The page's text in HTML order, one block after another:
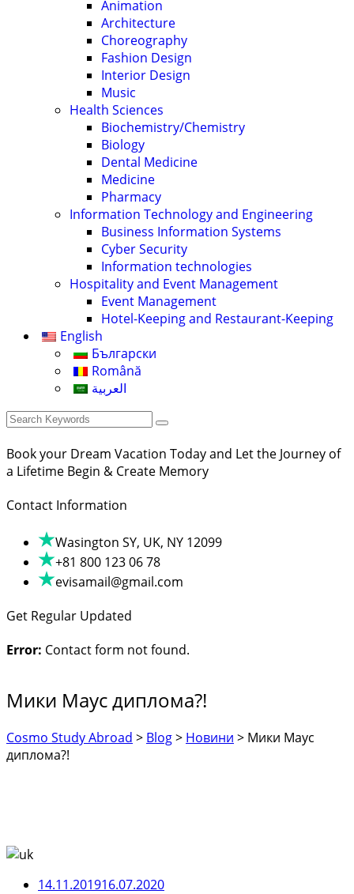
Animation
Architecture
Choreography
Fashion Design
Interior Design
Music
Health Sciences
Biochemistry/Chemistry
Biology
Dental Medicine
Medicine
Pharmacy
Information Technology and Engineering
Business Information Systems
Cyber Security
Information technologies
Hospitality and Event Management
Event Management
Hotel-Keeping and Restaurant-Keeping
English
Български
Română
العربية
Book your Dream Vacation Today and Let the Journey of
a Lifetime Begin & Create Memory
Contact Information
Wasington SY, UK, NY 12099
+81 800 123 06 78
evisamail@gmail.com
Get Regular Updated
Error: Contact form not found.
Мики Маус диплома?!
Cosmo Study Abroad > Blog> Новини > Мики Маус
диплома?!
14.11.201916.07.2020